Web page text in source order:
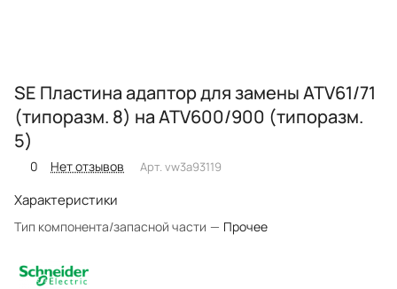
SE Пластина адаптор для замены ATV61/71
(типоразм. 8) на ATV600/900 (типоразм.
5)
0 Нет отзывов Арт. vw3a93119
Характеристики
Тип компонента/запасной части — Прочее